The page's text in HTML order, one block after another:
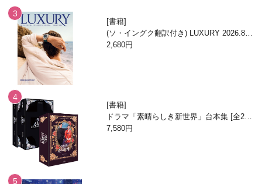
書籍
(ソ・イングク翻訳付き) LUXURY 2026.8月
号
2,680円
書籍
ドラマ「素晴らしき新世界」台本集 [全2
巻/ブックケースエディション]
7,580円